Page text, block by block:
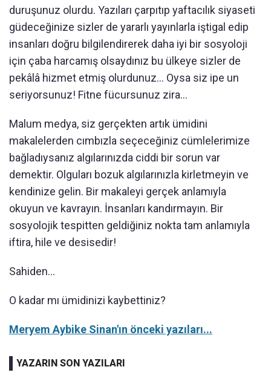
duruşunuz olurdu. Yazıları çarpıtıp yaftacılık siyaseti
güdeceğinize sizler de yararlı yayınlarla iştigal edip
insanları doğru bilgilendirerek daha iyi bir sosyoloji
için çaba harcamış olsaydınız bu ülkeye sizler de
pekâlâ hizmet etmiş olurdunuz… Oysa siz ipe un
seriyorsunuz! Fitne fücursunuz zira…
Malum medya, siz gerçekten artık ümidini
makalelerden cımbızla seçeceğiniz cümlelerimize
bağladıysanız algılarınızda ciddi bir sorun var
demektir. Olguları bozuk algılarınızla kirletmeyin ve
kendinize gelin. Bir makaleyi gerçek anlamıyla
okuyun ve kavrayın. İnsanları kandırmayın. Bir
sosyolojik tespitten geldiğiniz nokta tam anlamıyla
iftira, hile ve desisedir!
Sahiden…
O kadar mı ümidinizi kaybettiniz?
Meryem Aybike Sinan'ın önceki yazıları...
YAZARIN SON YAZILARI